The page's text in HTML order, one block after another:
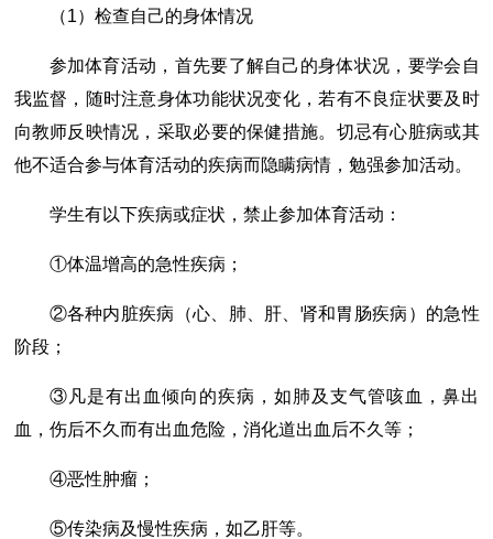
（1）检查自己的身体情况
参加体育活动，首先要了解自己的身体状况，要学会自
我监督，随时注意身体功能状况变化，若有不良症状要及时
向教师反映情况，采取必要的保健措施。切忌有心脏病或其
他不适合参与体育活动的疾病而隐瞒病情，勉强参加活动。
学生有以下疾病或症状，禁止参加体育活动：
①体温增高的急性疾病；
②各种内脏疾病（心、肺、肝、肾和胃肠疾病）的急性
阶段；
③凡是有出血倾向的疾病，如肺及支气管咳血，鼻出
血，伤后不久而有出血危险，消化道出血后不久等；
④恶性肿瘤；
⑤传染病及慢性疾病，如乙肝等。